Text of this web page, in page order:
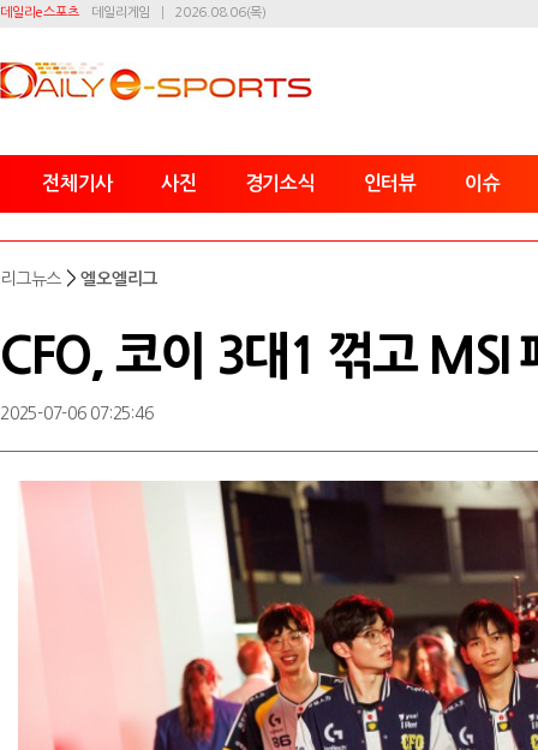
데일리e스포츠 데일리게임 2026.08.06(목)
전체기사 사진 경기소식 인터뷰 이슈
리그뉴스 >엘오엘리그
CFO, 코이 3대1 꺾고 MSI
2025-07-06 07:25:46